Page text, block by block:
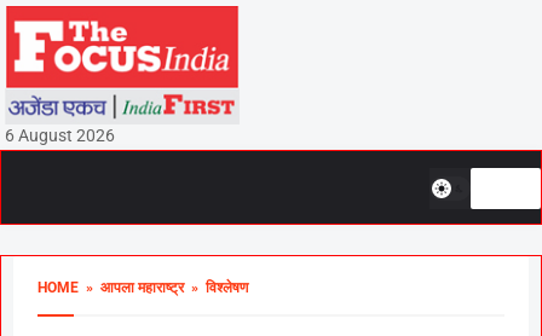
6 August 2026
HOME » आपला महाराष्ट्र» विश्लेषण